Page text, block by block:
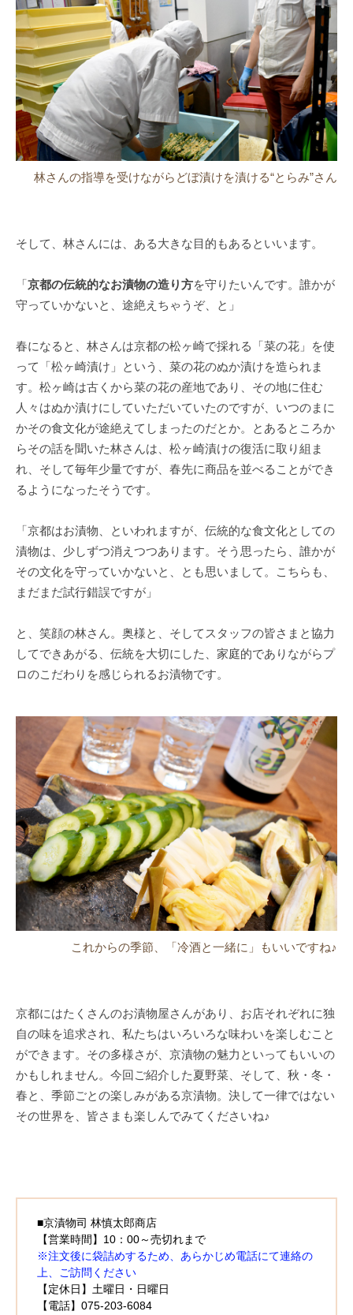
林さんの指導を受けながらどぼ漬けを漬ける“とらみ”さん
そして、林さんには、ある大きな目的もあるといいます。
「京都の伝統的なお漬物の造り方を守りたいんです。誰かが
守っていかないと、途絶えちゃうぞ、と」
春になると、林さんは京都の松ヶ崎で採れる「菜の花」を使
って「松ヶ崎漬け」という、菜の花のぬか漬けを造られま
す。松ヶ崎は古くから菜の花の産地であり、その地に住む
人々はぬか漬けにしていただいていたのですが、いつのまに
かその食文化が途絶えてしまったのだとか。とあるところか
らその話を聞いた林さんは、松ヶ崎漬けの復活に取り組ま
れ、そして毎年少量ですが、春先に商品を並べることができ
るようになったそうです。
「京都はお漬物、といわれますが、伝統的な食文化としての
漬物は、少しずつ消えつつあります。そう思ったら、誰かが
その文化を守っていかないと、とも思いまして。こちらも、
まだまだ試行錯誤ですが」
と、笑顔の林さん。奥様と、そしてスタッフの皆さまと協力
してできあがる、伝統を大切にした、家庭的でありながらプ
ロのこだわりを感じられるお漬物です。
これからの季節、「冷酒と一緒に」もいいですね♪
京都にはたくさんのお漬物屋さんがあり、お店それぞれに独
自の味を追求され、私たちはいろいろな味わいを楽しむこと
ができます。その多様さが、京漬物の魅力といってもいいの
かもしれません。今回ご紹介した夏野菜、そして、秋・冬・
春と、季節ごとの楽しみがある京漬物。決して一律ではない
その世界を、皆さまも楽しんでみてくださいね♪
■京漬物司 林慎太郎商店
【営業時間】10：00～売切れまで
※注文後に袋詰めするため、あらかじめ電話にて連絡の
上、ご訪問ください
【定休日】土曜日・日曜日
【電話】075-203-6084